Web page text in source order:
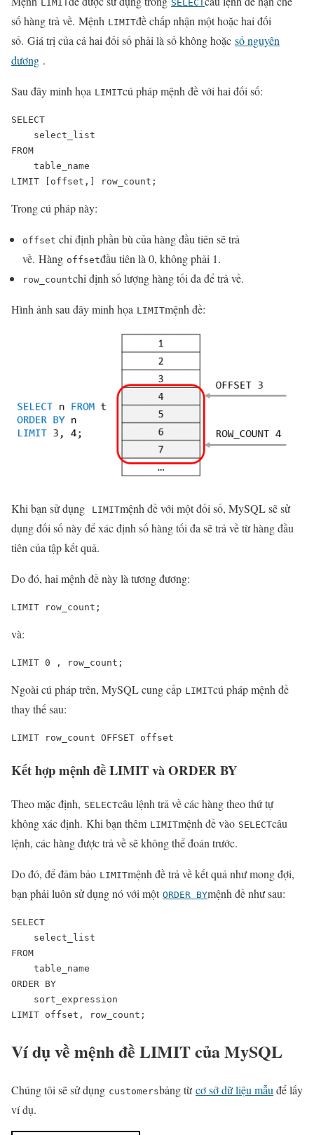
LIMIT SELECT
số hàng trả về. Mệnh LIMITđề chấp nhận một hoặc hai đối
số. Giá trị của cả hai đối số phải là số không hoặc số nguyên
dương .
Sau đây minh họa LIMITcú pháp mệnh đề với hai đối số:
SELECT
    select_list
FROM
    table_name
LIMIT [offset,] row_count;
Trong cú pháp này:
offset chỉ định phần bù của hàng đầu tiên sẽ trả
về. Hàng offsetđầu tiên là 0, không phải 1.
row_countchỉ định số lượng hàng tối đa để trả về.
Hình ảnh sau đây minh họa LIMITmệnh đề:
Khi bạn sử dụng LIMITmệnh đề với một đối số, MySQL sẽ sử
dụng đối số này để xác định số hàng tối đa sẽ trả về từ hàng đầu
tiên của tập kết quả.
Do đó, hai mệnh đề này là tương đương:
LIMIT row_count;
và:
LIMIT 0 , row_count;
Ngoài cú pháp trên, MySQL cung cấp LIMITcú pháp mệnh đề
thay thế sau:
LIMIT row_count OFFSET offset
Kết hợp mệnh đề LIMIT và ORDER BY
Theo mặc định, SELECTcâu lệnh trả về các hàng theo thứ tự
không xác định. Khi bạn thêm LIMITmệnh đề vào SELECTcâu
lệnh, các hàng được trả về sẽ không thể đoán trước.
Do đó, để đảm bảo LIMITmệnh đề trả về kết quả như mong đợi,
bạn phải luôn sử dụng nó với một ORDER BYmệnh đề như sau:
SELECT
    select_list
FROM
    table_name
ORDER BY
    sort_expression
LIMIT offset, row_count;
Ví dụ về mệnh đề LIMIT của MySQL
Chúng tôi sẽ sử dụng customersbảng từ cơ sở dữ liệu mẫu để lấy
ví dụ.